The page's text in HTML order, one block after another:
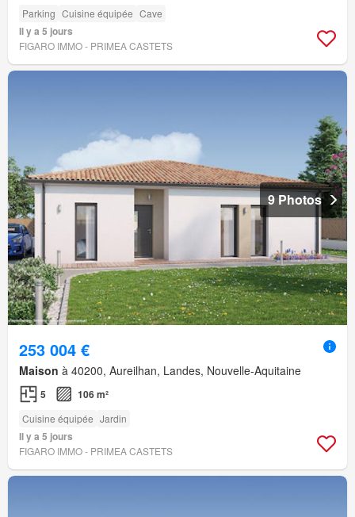
Parking Cuisine équipée Cave
Il y a 5 jours
FIGARO IMMO - PRIMEA CASTETS
9 Photos
253 004 €
Maison à 40200, Aureilhan, Landes, Nouvelle-Aquitaine
5 106 m²
Cuisine équipée Jardin
Il y a 5 jours
FIGARO IMMO - PRIMEA CASTETS